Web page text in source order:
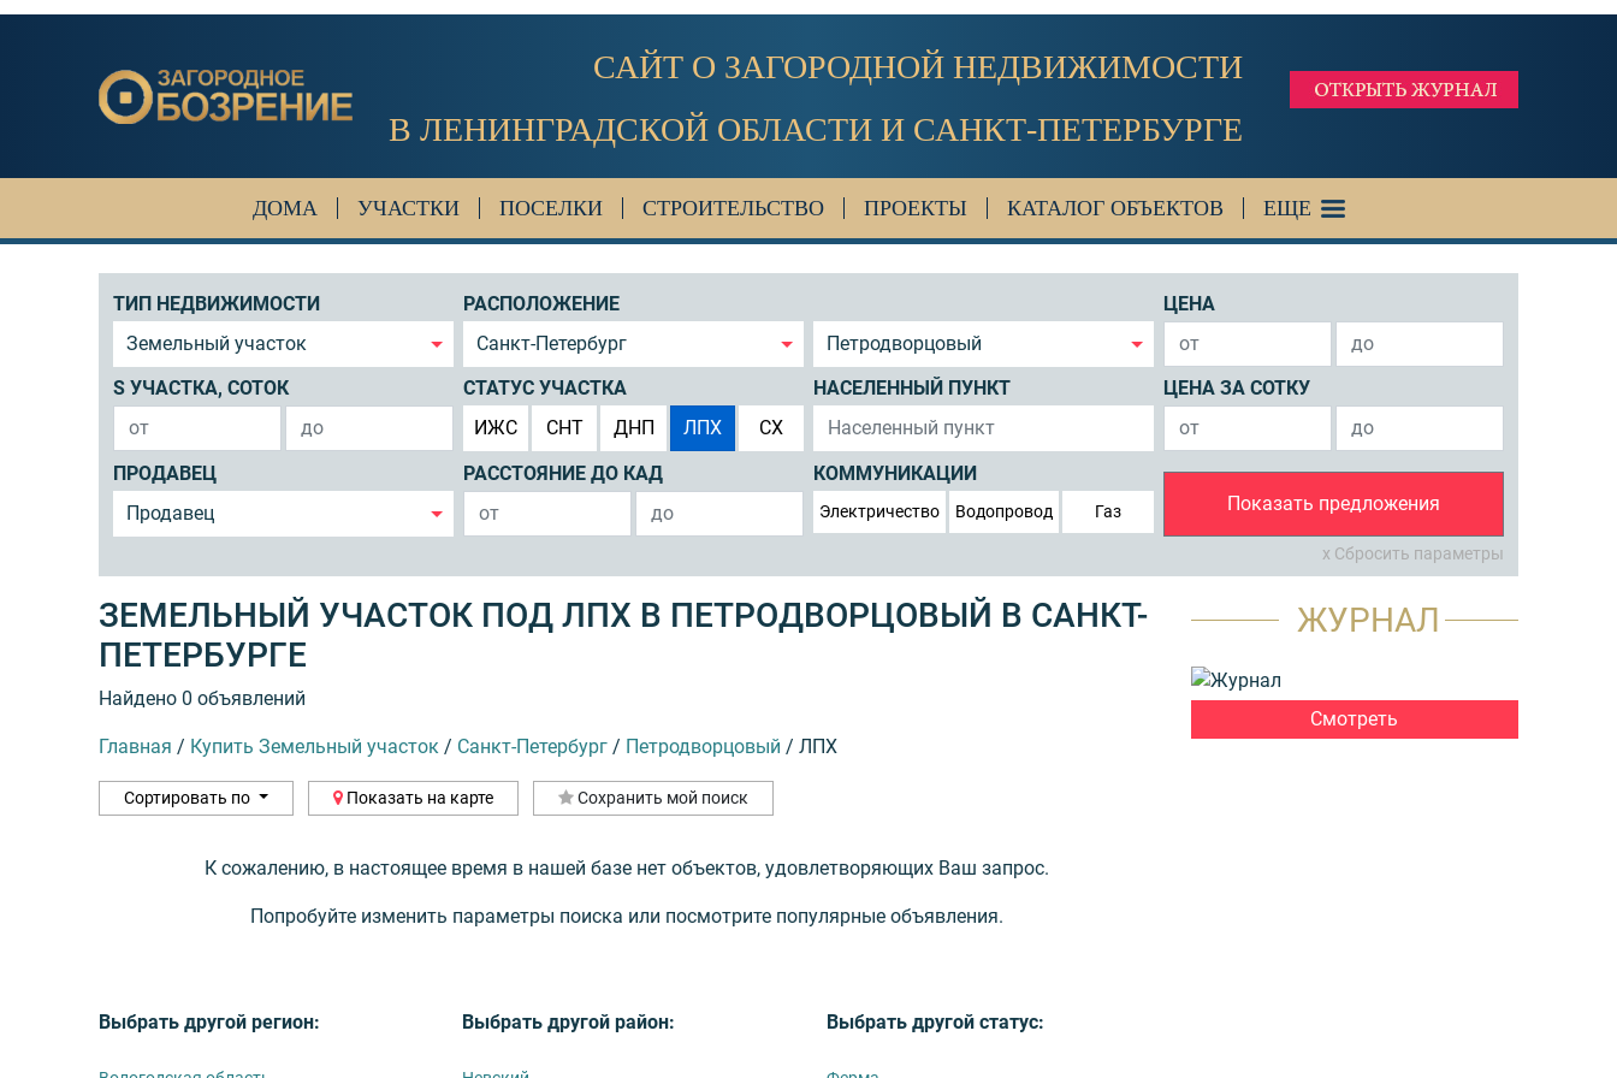
САЙТ О ЗАГОРОДНОЙ НЕДВИЖИМОСТИ
В ЛЕНИНГРАДСКОЙ ОБЛАСТИ И САНКТ-ПЕТЕРБУРГЕ
ДОМА УЧАСТКИ ПОСЕЛКИ СТРОИТЕЛЬСТВО ПРОЕКТЫ КАТАЛОГ ОБЪЕКТОВ ЕЩЕ
ТИП НЕДВИЖИМОСТИ
Земельный участок
РАСПОЛОЖЕНИЕ
Санкт-Петербург
Петродворцовый
ЦЕНА
S УЧАСТКА, СОТОК
СТАТУС УЧАСТКА
ИЖС
СНТ ДНП ЛПХ СХ
НАСЕЛЕННЫЙ ПУНКТ ЦЕНА ЗА СОТКУ
ПРОДАВЕЦ
Продавец
РАССТОЯНИЕ ДО КАД КОММУНИКАЦИИ
Электричество Водопровод Газ Показать предложения
x Сбросить параметры
ЗЕМЕЛЬНЫЙ УЧАСТОК ПОД ЛПХ В ПЕТРОДВОРЦОВЫЙ В САНКТ-
ПЕТЕРБУРГЕ
Найдено 0 объявлений
Главная / Купить Земельный участок / Санкт-Петербург / Петродворцовый / ЛПХ
Сортировать по Показать на карте Сохранить мой поиск
К сожалению, в настоящее время в нашей базе нет объектов, удовлетворяющих Ваш запрос.
Попробуйте изменить параметры поиска или посмотрите популярные объявления.
Выбрать другой регион: Выбрать другой район: Выбрать другой статус:
ЖУРНАЛ
Смотреть